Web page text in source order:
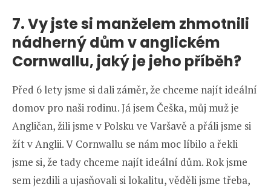
7. Vy jste si manželem zhmotnili
nádherný dům v anglickém
Cornwallu, jaký je jeho příběh?
Před 6 lety jsme si dali záměr, že chceme najít ideální
domov pro naši rodinu. Já jsem Češka, můj muž je
Angličan, žili jsme v Polsku ve Varšavě a přáli jsme si
žít v Anglii. V Cornwallu se nám moc líbilo a řekli
jsme si, že tady chceme najít ideální dům. Rok jsme
sem jezdili a ujasňovali si lokalitu, věděli jsme třeba,